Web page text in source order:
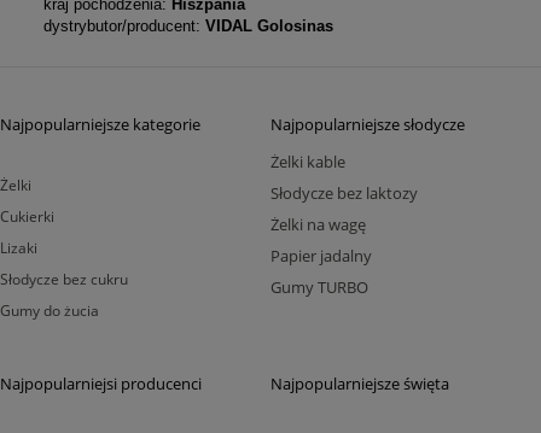
kraj pochodzenia: Hiszpania
dystrybutor/producent: VIDAL Golosinas
Najpopularniejsze kategorie
Żelki
Cukierki
Lizaki
Słodycze bez cukru
Gumy do żucia
Najpopularniejsze słodycze
Żelki kable
Słodycze bez laktozy
Żelki na wagę
Papier jadalny
Gumy TURBO
Najpopularniejsi producenci Najpopularniejsze święta